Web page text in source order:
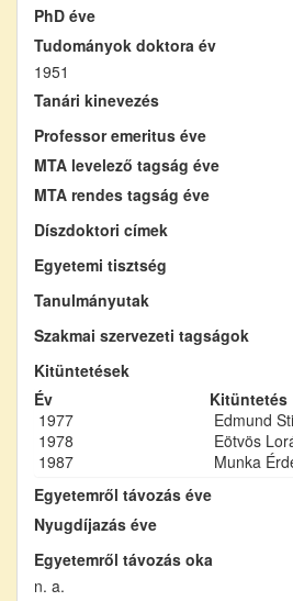
PhD éve
Tudományok doktora év
1951
Tanári kinevezés
Professor emeritus éve
MTA levelező tagság éve
MTA rendes tagság éve
Díszdoktori címek
Egyetemi tisztség
Tanulmányutak
Szakmai szervezeti tagságok
Kitüntetések
Év
Kitüntetés
1977
Edmund
1978
Eötvös
1987
Munka
Egyetemről távozás éve
Nyugdíjazás éve
Egyetemről távozás oka
n. a.